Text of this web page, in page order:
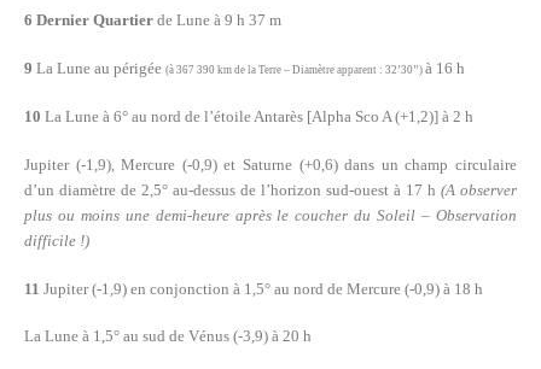
6 Dernier Quartier de Lune à 9 h 37 m
9 La Lune au périgée (à 367 390 km de la Terre – Diamètre apparent : 32’30’’) à 16 h
10 La Lune à 6° au nord de l’étoile Antarès [Alpha Sco A (+1,2)] à 2 h
Jupiter (-1,9), Mercure (-0,9) et Saturne (+0,6) dans un champ circulaire
d’un diamètre de 2,5° au-dessus de l’horizon sud-ouest à 17 h (A observer
plus ou moins une demi-heure après le coucher du Soleil – Observation
difficile !)
11 Jupiter (-1,9) en conjonction à 1,5° au nord de Mercure (-0,9) à 18 h
La Lune à 1,5° au sud de Vénus (-3,9) à 20 h